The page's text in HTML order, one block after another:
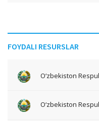
FOYDALI RESURSLAR
O‘zbekiston
O‘zbekiston